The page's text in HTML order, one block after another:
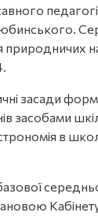
природничих
засади
засобами
в
Кабінету